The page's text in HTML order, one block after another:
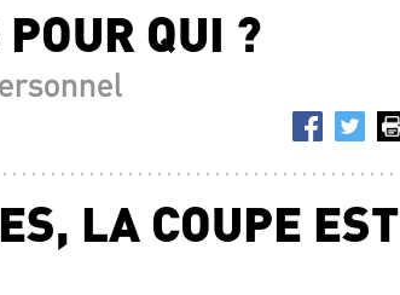
QUI ?
LA COUPE EST